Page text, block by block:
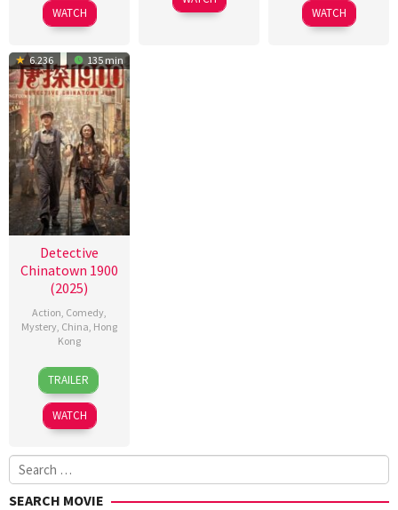
2012
seung
WATCH
2025
WATCH
6.236 135 min
Detective
Chinatown 1900
(2025)
Action Comedy,
Mystery, China Hong
Kong
29
Jan
2025
Chen
Sicheng
TRAILER
WATCH
Search
for:
SEARCH MOVIE